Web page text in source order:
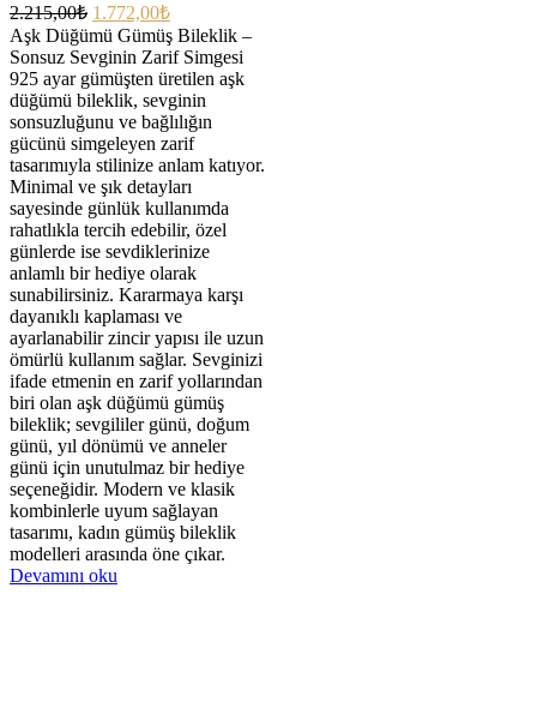
2.215,00₺ 1.772,00₺
Aşk Düğümü Gümüş Bileklik –
Sonsuz Sevginin Zarif Simgesi
925 ayar gümüşten üretilen aşk
düğümü bileklik, sevginin
sonsuzluğunu ve bağlılığın
gücünü simgeleyen zarif
tasarımıyla stilinize anlam katıyor.
Minimal ve şık detayları
sayesinde günlük kullanımda
rahatlıkla tercih edebilir, özel
günlerde ise sevdiklerinize
anlamlı bir hediye olarak
sunabilirsiniz. Kararmaya karşı
dayanıklı kaplaması ve
ayarlanabilir zincir yapısı ile uzun
ömürlü kullanım sağlar. Sevginizi
ifade etmenin en zarif yollarından
biri olan aşk düğümü gümüş
bileklik; sevgililer günü, doğum
günü, yıl dönümü ve anneler
günü için unutulmaz bir hediye
seçeneğidir. Modern ve klasik
kombinlerle uyum sağlayan
tasarımı, kadın gümüş bileklik
modelleri arasında öne çıkar.
Devamını oku